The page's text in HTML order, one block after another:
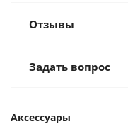
Отзывы
Задать вопрос
Аксессуары